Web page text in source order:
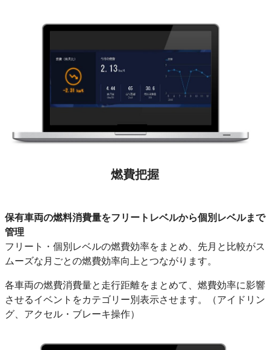
燃費把握
保有車両の燃料消費量をフリートレベルから個別レベルまで
管理
フリート
・個別レベルの燃費効率をまとめ、先月と比較がス
ムーズな 月ごとの燃費効率向上とつながります。
各車両の燃費消費量と走行距離をまとめて、燃費効率に影響
させるイベントをカテゴリー別表示させます。（アイドリン
グ、アクセル・ブレーキ操作）